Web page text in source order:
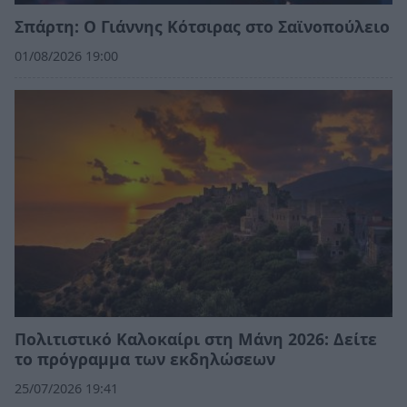
Σπάρτη: Ο Γιάννης Κότσιρας στο Σαϊνοπούλειο
01/08/2026 19:00
Πολιτιστικό Καλοκαίρι στη Μάνη 2026: Δείτε
το πρόγραμμα των εκδηλώσεων
25/07/2026 19:41